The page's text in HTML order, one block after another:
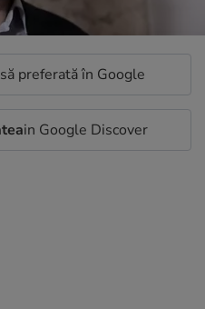
preferată în Google
in Google Discover